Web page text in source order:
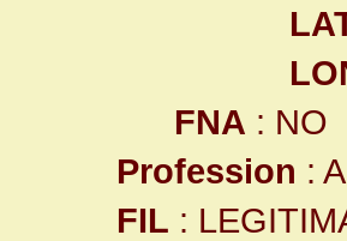
FNA : NO
Profession :
FIL :